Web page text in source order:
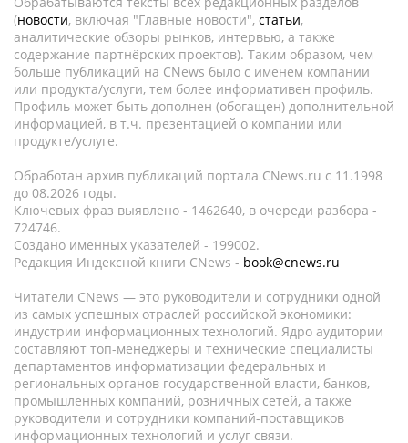
(новости, включая "Главные новости", статьи,
аналитические обзоры рынков, интервью, а также
содержание партнёрских проектов). Таким образом, чем
больше публикаций на CNews было с именем компании
или продукта/услуги, тем более информативен профиль.
Профиль может быть дополнен (обогащен) дополнительной
информацией, в т.ч. презентацией о компании или
продукте/услуге.
Обработан архив публикаций портала CNews.ru c 11.1998
до 08.2026 годы.
Ключевых фраз выявлено - 1462640, в очереди разбора -
724746.
Создано именных указателей - 199002.
Редакция Индексной книги CNews - book@cnews.ru
Читатели CNews — это руководители и сотрудники одной
из самых успешных отраслей российской экономики:
индустрии информационных технологий. Ядро аудитории
составляют топ-менеджеры и технические специалисты
департаментов информатизации федеральных и
региональных органов государственной власти, банков,
промышленных компаний, розничных сетей, а также
руководители и сотрудники компаний-поставщиков
информационных технологий и услуг связи.